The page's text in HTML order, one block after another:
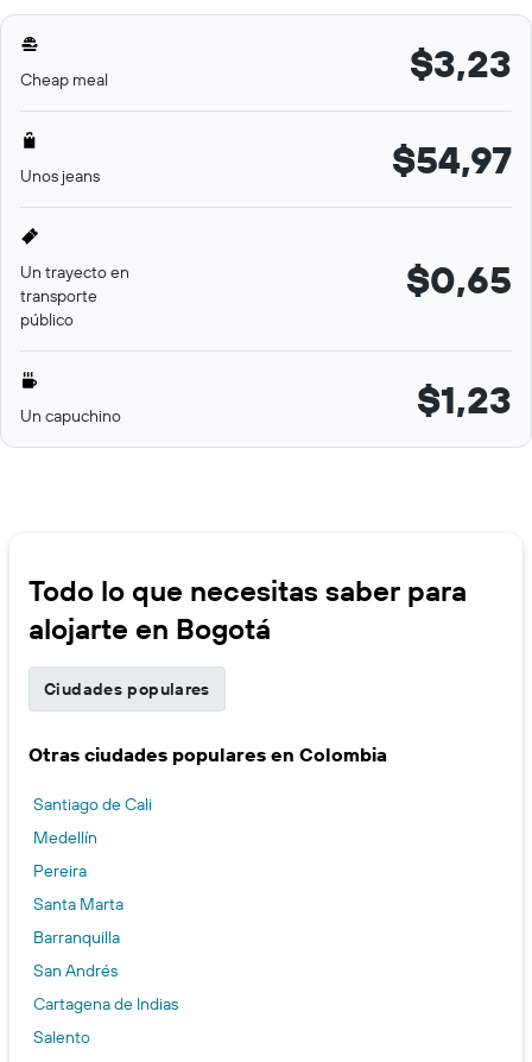
Cheap meal $3,23
Unos jeans $54,97
Un trayecto en
transporte
público
$0,65
Un capuchino $1,23
Todo lo que necesitas saber para
alojarte en Bogotá
Ciudades populares
Otras ciudades populares en Colombia
Santiago de Cali
Medellín
Pereira
Santa Marta
Barranquilla
San Andrés
Cartagena de Indias
Salento